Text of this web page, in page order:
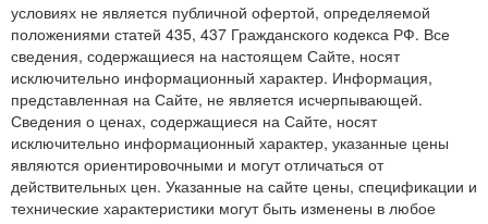
условиях не является публичной офертой, определяемой
положениями статей 435, 437 Гражданского кодекса РФ. Все
сведения, содержащиеся на настоящем Сайте, носят
исключительно информационный характер. Информация,
представленная на Сайте, не является исчерпывающей.
Сведения о ценах, содержащиеся на Сайте, носят
исключительно информационный характер, указанные цены
являются ориентировочными и могут отличаться от
действительных цен. Указанные на сайте цены, спецификации и
технические характеристики могут быть изменены в любое